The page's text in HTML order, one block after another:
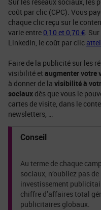
coût par clic (CPC). Vous
chaque clic reçu sur le
varie entre 0,10 et 0,70 €.
LinkedIn, le coût par clic
Faire de la publicité sur les
visibilité et augmenter votre
à donner de la visibilité à
sociaux dès que vous le
cartes de visite, dans le
newsletters, …
Conseil
Au terme de chaque
sociaux, n’oubliez pas
investissement
chiffre d’affaires total
publicitaires globaux.